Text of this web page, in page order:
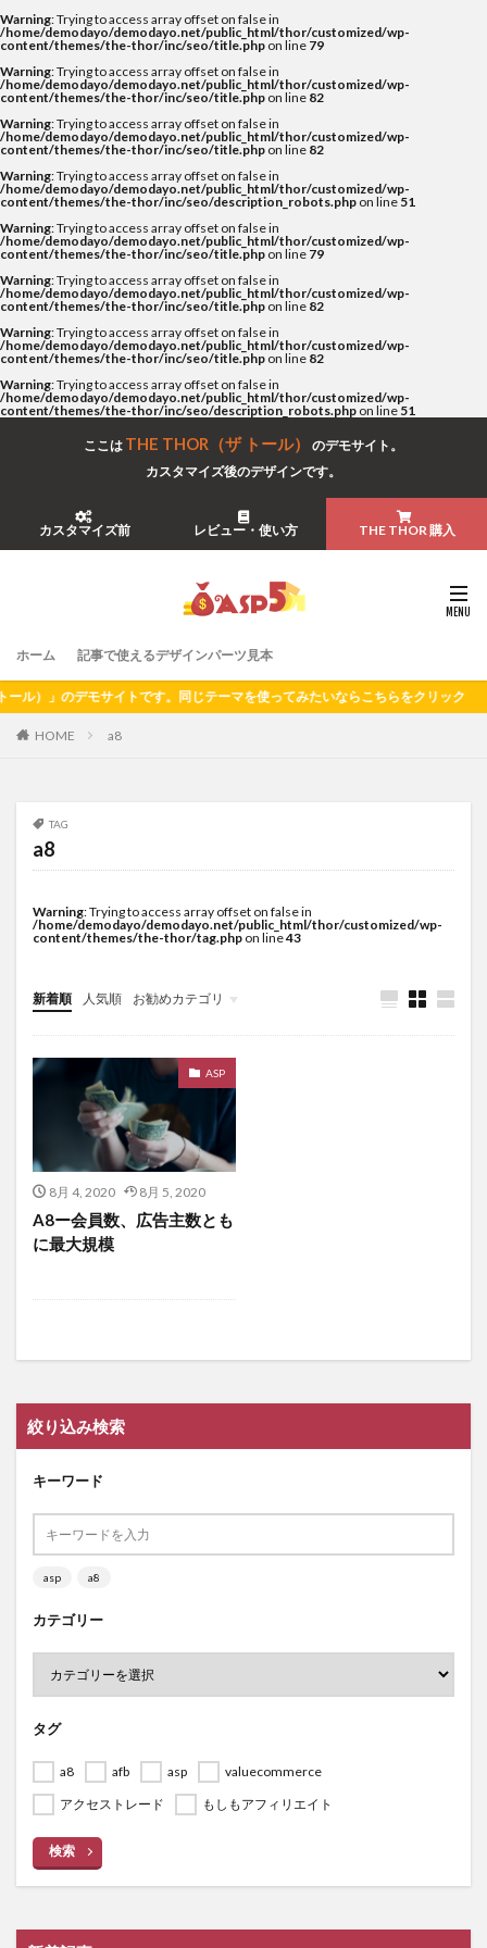
Warning: Trying to access array offset on false in
/home/demodayo/demodayo.net/public_html/thor/customized/wp-
content/themes/the-thor/inc/seo/title.php on line 79
Warning: Trying to access array offset on false in
/home/demodayo/demodayo.net/public_html/thor/customized/wp-
content/themes/the-thor/inc/seo/title.php on line 82
Warning: Trying to access array offset on false in
/home/demodayo/demodayo.net/public_html/thor/customized/wp-
content/themes/the-thor/inc/seo/title.php on line 82
Warning: Trying to access array offset on false in
/home/demodayo/demodayo.net/public_html/thor/customized/wp-
content/themes/the-thor/inc/seo/description_robots.php on line 51
Warning: Trying to access array offset on false in
/home/demodayo/demodayo.net/public_html/thor/customized/wp-
content/themes/the-thor/inc/seo/title.php on line 79
Warning: Trying to access array offset on false in
/home/demodayo/demodayo.net/public_html/thor/customized/wp-
content/themes/the-thor/inc/seo/title.php on line 82
Warning: Trying to access array offset on false in
/home/demodayo/demodayo.net/public_html/thor/customized/wp-
content/themes/the-thor/inc/seo/title.php on line 82
Warning: Trying to access array offset on false in
/home/demodayo/demodayo.net/public_html/thor/customized/wp-
content/themes/the-thor/inc/seo/description_robots.php on line 51
ここは THE THOR（ザ トール）
のデモサイト。
カスタマイズ後のデザインです。
THE THOR 購入
レビュー・使い方
カスタマイズ前
ホーム 記事で使えるデザインパーツ見本
デモサイトです。同じテーマを使ってみたいならこちらをクリック
HOME a8
TAG
a8
Warning: Trying to access array offset on false in
/home/demodayo/demodayo.net/public_html/thor/customized/wp-
content/themes/the-thor/tag.php on line43
新着順 人気順 お勧めカテゴリ
ASP
ASP
8月 4, 2020 8月 5, 2020
A8ー会員数、広告主数とも
に最大規模
絞り込み検索
キーワード
asp a8
カテゴリー
タグ
a8 afb asp
valuecommerce
アクセストレード
もしもアフィリエイト
検索